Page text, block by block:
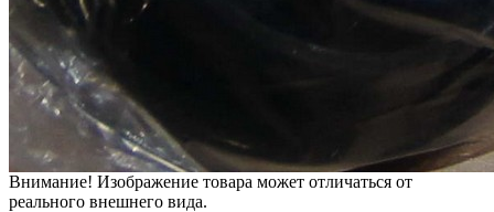
Внимание! Изображение товара может отличаться от
реального внешнего вида.